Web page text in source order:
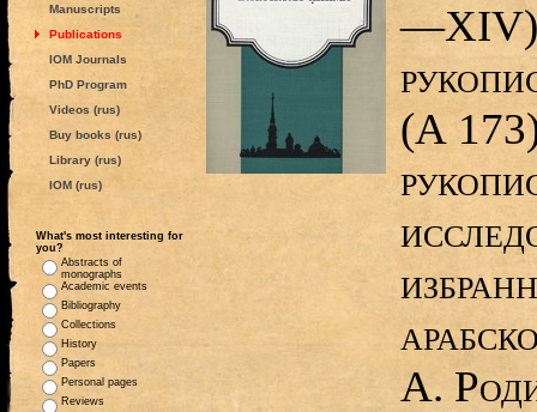
Manuscripts
Publications
IOM Journals
PhD Program
Videos (rus)
Buy books (rus)
Library (rus)
IOM (rus)
What's most interesting for
you?
Abstracts of
monographs
Academic events
Bibliography
Collections
History
Papers
Personal pages
Reviews
—XIV):
(А
А.